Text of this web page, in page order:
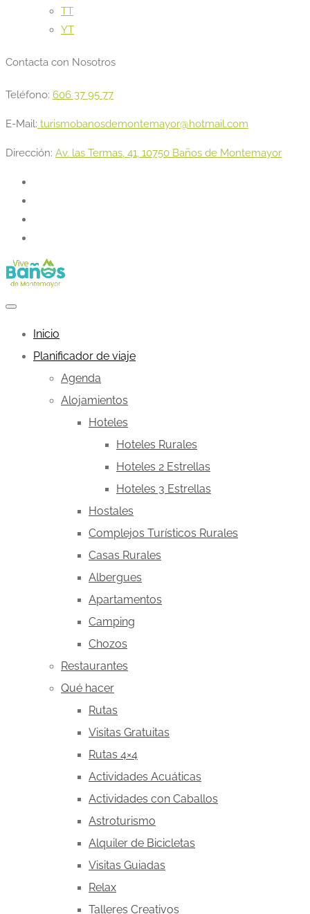
TT
YT
Contacta con Nosotros
Teléfono: 606 37 95 77
E-Mail: turismobanosdemontemayor@hotmail.com
Dirección: Av. las Termas, 41, 10750 Baños de Montemayor
Inicio
Planificador de viaje
Agenda
Alojamientos
Hoteles
Hoteles Rurales
Hoteles 2 Estrellas
Hoteles 3 Estrellas
Hostales
Complejos Turísticos Rurales
Casas Rurales
Albergues
Apartamentos
Camping
Chozos
Restaurantes
Qué hacer
Rutas
Visitas Gratuitas
Rutas 4×4
Actividades Acuáticas
Actividades con Caballos
Astroturismo
Alquiler de Bicicletas
Visitas Guiadas
Relax
Talleres Creativos